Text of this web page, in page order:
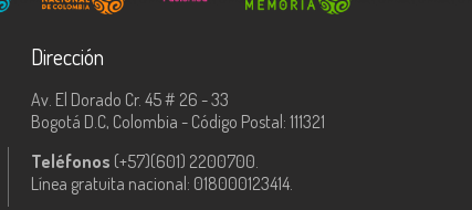
Dirección
Av. El Dorado Cr. 45 # 26 - 33
Bogotá D.C, Colombia - Código Postal: 111321
Teléfonos (+57)(601) 2200700.
Línea gratuita nacional: 018000123414.